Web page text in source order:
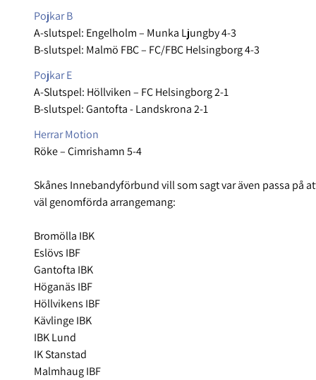
Pojkar B
A-slutspel: Engelholm – Munka Ljungby 4-3
B-slutspel: Malmö FBC – FC/FBC Helsingborg 4-3
Pojkar E
A-Slutspel: Höllviken – FC Helsingborg 2-1
B-slutspel: Gantofta - Landskrona 2-1
Herrar Motion
Röke – Cimrishamn 5-4
Skånes Innebandyförbund vill som sagt var även passa på
väl genomförda arrangemang:
Bromölla IBK
Eslövs IBF
Gantofta IBK
Höganäs IBF
Höllvikens IBF
Kävlinge IBK
IBK Lund
IK Stanstad
Malmhaug IBF